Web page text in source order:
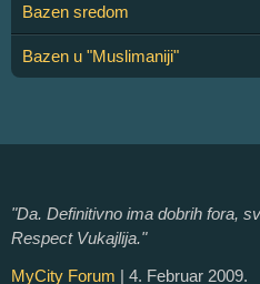
Bazen sredom
Bazen u "Muslimaniji"
"Da. Definitivno ima dobrih fora,
Respect Vukajlija."
MyCity Forum | 4. Februar 2009.